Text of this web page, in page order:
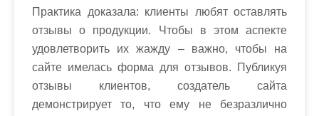
Практика доказала: клиенты любят оставлять
отзывы о продукции. Чтобы в этом аспекте
удовлетворить их жажду – важно, чтобы на
сайте имелась форма для отзывов. Публикуя
отзывы клиентов, создатель сайта
демонстрирует то, что ему не безразлично